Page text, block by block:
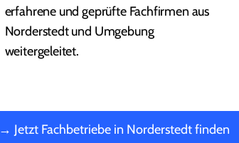
erfahrene und geprüfte Fachfirmen aus
Norderstedt und Umgebung
weitergeleitet.
→ Jetzt Fachbetriebe in Norderstedt finden